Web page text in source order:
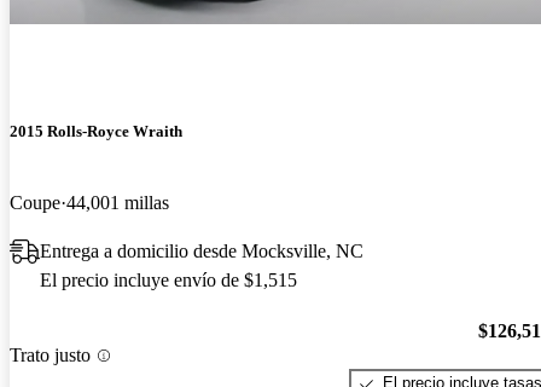
2015 Rolls-Royce Wraith
Coupe 44,001 millas
Entrega a domicilio desde Mocksville, NC
El precio incluye envío de $1,515
Trato justo
El precio incluye tasas